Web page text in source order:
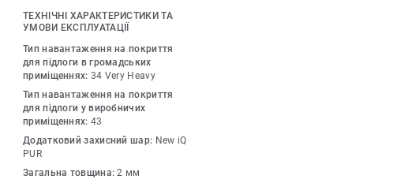
пропонує архітекторам,
рішення для покриття
парникових газів на
однорідним вініловим
з найнижчих показників
покриттів для підлоги.
циклічної добірки.
ТЕХНІЧНІ ХАРАКТЕРИСТИКИ ТА
УМОВИ ЕКСПЛУАТАЦІЇ
Тип навантаження на покриття
для підлоги в громадських
приміщеннях: 34 Very Heavy
Тип навантаження на покриття
для підлоги у виробничих
приміщеннях: 43
Додатковий захисний шар: New iQ
PUR
Загальна товщина:2 мм